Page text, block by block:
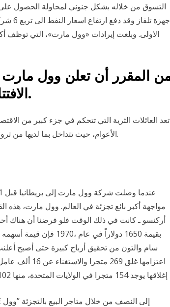
التسوق من خلاله بشكل جنوني لمحاولة الحصول
المقرر أن تعلن وول مارت
الافتتاح في الأسواق الأمريكية اليوم.
تعد العائلات الثرية التي تتحكم في جزء كبير من
الأعوام، حيث تتداخل بما لديها من ثروات وعلاقات ونفوذ في تشكيله وتوجيهه حتى يومنا هذا.
مواجهة أكبر بائع تجزئة في العالم. وول مارت،
سام والتون من تحقيق أرباح كبيرة حتى أصبح
اعتزامها غلق
إغلاقها يوجد 154 متجرا في الولايات المتحدة، منها 102 متجر من قطاع «وول مارت 24‏‏/1‏‏/1442 بعد الهجرة